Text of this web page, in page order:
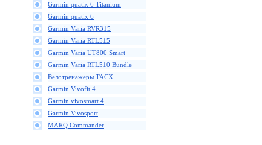
Garmin quatix 6 Titanium
Garmin quatix 6
Garmin Varia RVR315
Garmin Varia RTL515
Garmin Varia UT800 Smart
Garmin Varia RTL510 Bundle
Велотренажеры TACX
Garmin Vivofit 4
Garmin vivosmart 4
Garmin Vivosport
MARQ Commander